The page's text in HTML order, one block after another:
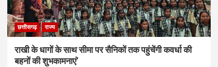
छत्तीसगढ़ राज्य
राखी के धागों के साथ सीमा पर सैनिकों तक पहुंचेंगी कवर्धा की
बहनों की शुभकामनाएं’